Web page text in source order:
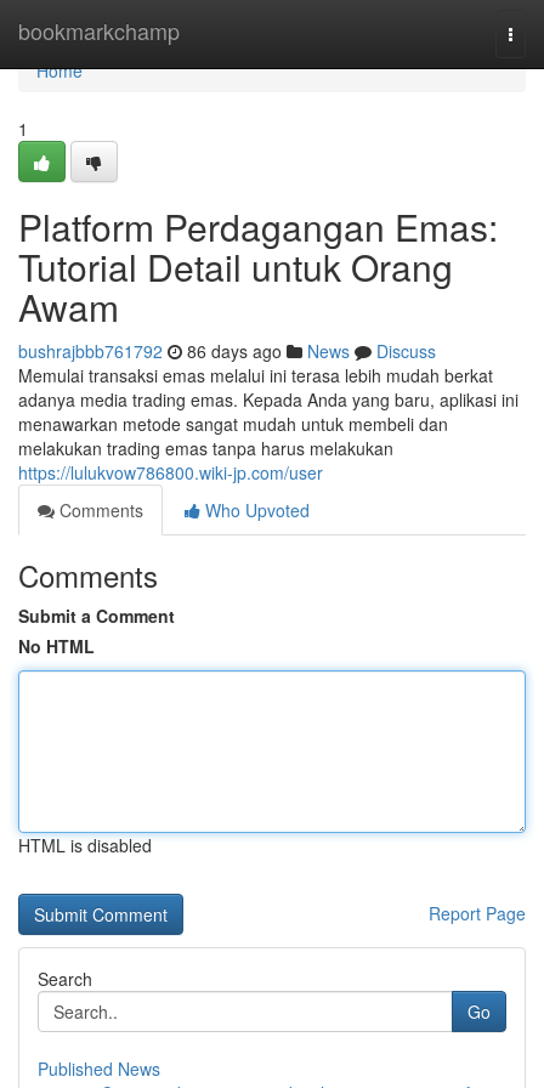
bookmarkchamp
Home
Home
1
Platform Perdagangan Emas:
Tutorial Detail untuk Orang
Awam
bushrajbbb761792 86 days ago News
Discuss
Memulai transaksi emas melalui ini terasa lebih mudah berkat
adanya media trading emas. Kepada Anda yang baru, aplikasi ini
menawarkan metode sangat mudah untuk membeli dan
melakukan trading emas tanpa harus melakukan
https://lulukvow786800.wiki-jp.com/user
Comments
Who Upvoted
Comments
Submit a Comment
No HTML
HTML is disabled
Report Page
Search
Go
Published News